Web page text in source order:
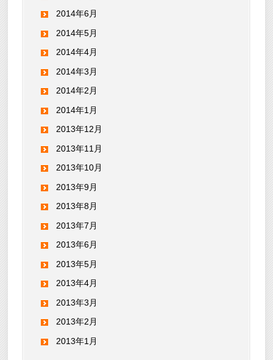
2014年6月
2014年5月
2014年4月
2014年3月
2014年2月
2014年1月
2013年12月
2013年11月
2013年10月
2013年9月
2013年8月
2013年7月
2013年6月
2013年5月
2013年4月
2013年3月
2013年2月
2013年1月